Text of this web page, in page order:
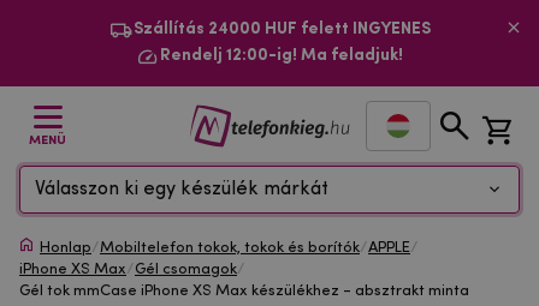
Szállítás 24000 HUF felett INGYENES
Rendelj 12:00-ig! Ma feladjuk!
MENÜ
Válasszon ki egy készülék márkát
Honlap/Mobiltelefon tokok, tokok és borítók/APPLE/
iPhone XS Max/Gél csomagok/
Gél tok mmCase iPhone XS Max készülékhez - absztrakt minta